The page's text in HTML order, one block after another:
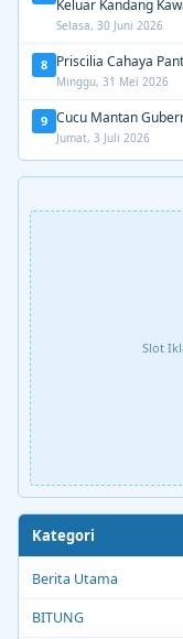
Keluar Kandang
Selasa, 30 Juni 2026
8 Priscilia Cahaya
Minggu, 31 Mei 2026
9 Cucu Mantan
Jumat, 3 Juli 2026
Slot
Kategori
Berita Utama
BITUNG